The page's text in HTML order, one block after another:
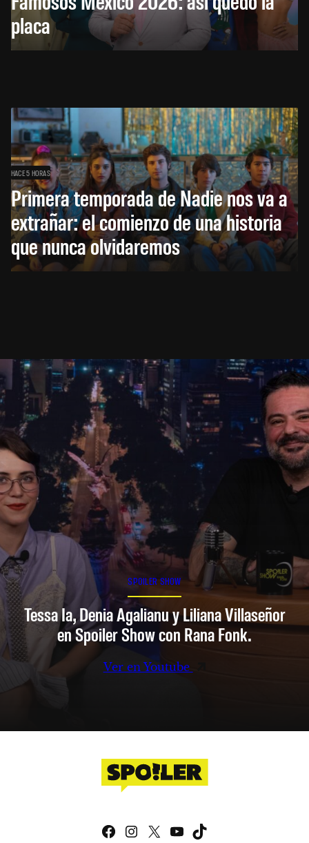
placa
HACE 5 HORAS
Primera temporada de Nadie nos va a
extrañar: el comienzo de una historia
que nunca olvidaremos
SPOILER SHOW
Tessa Ia, Denia Agalianu y Liliana Villaseñor
en Spoiler Show con Rana Fonk.
Ver en Youtube
Facebook
Instagram
X YouTube